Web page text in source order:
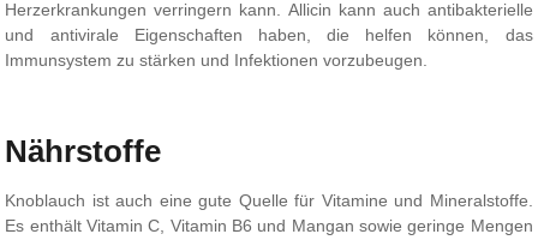
Herzerkrankungen verringern kann. Allicin kann auch antibakterielle
und antivirale Eigenschaften haben, die helfen können, das
Immunsystem zu stärken und Infektionen vorzubeugen.
Nährstoffe
Knoblauch ist auch eine gute Quelle für Vitamine und Mineralstoffe.
Es enthält Vitamin C, Vitamin B6 und Mangan sowie geringe Mengen